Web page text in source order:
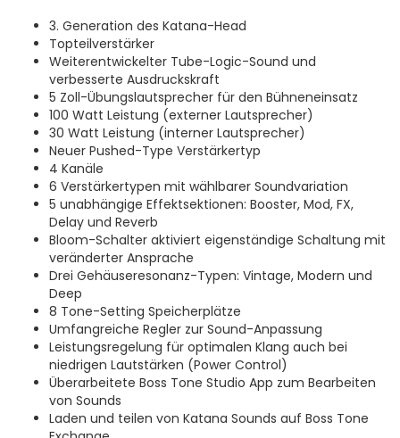
3. Generation des Katana-Head
Topteilverstärker
Weiterentwickelter Tube-Logic-Sound und
verbesserte Ausdruckskraft
5 Zoll-Übungslautsprecher für den Bühneneinsatz
100 Watt Leistung (externer Lautsprecher)
30 Watt Leistung (interner Lautsprecher)
Neuer Pushed-Type Verstärkertyp
4 Kanäle
6 Verstärkertypen mit wählbarer Soundvariation
5 unabhängige Effektsektionen: Booster, Mod, FX,
Delay und Reverb
Bloom-Schalter aktiviert eigenständige Schaltung mit
veränderter Ansprache
Drei Gehäuseresonanz-Typen: Vintage, Modern und
Deep
8 Tone-Setting Speicherplätze
Umfangreiche Regler zur Sound-Anpassung
Leistungsregelung für optimalen Klang auch bei
niedrigen Lautstärken (Power Control)
Überarbeitete Boss Tone Studio App zum Bearbeiten
von Sounds
Laden und teilen von Katana Sounds auf Boss Tone